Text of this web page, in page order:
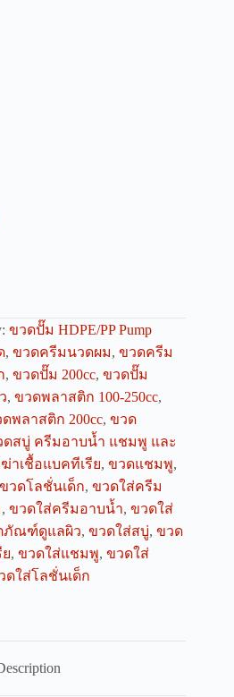
ขวดปั๊ม HDPE/PP Pump
, ขวดครีมนวดผม, ขวดครีม
, ขวดปั๊ม 200cc, ขวดปั๊ม
, ขวดพลาสติก 100-250cc,
พลาสติก 200cc, ขวด
ดสบู่ ครีมอาบน้ำ แชมพู และ
าเชื้อแบคทีเรีย, ขวดแชมพู,
ขวดโลชั่นเด็ก, ขวดใส่ครีม
, ขวดใส่ครีมอาบน้ำ, ขวดใส่
ภัณฑ์ดูแลผิว, ขวดใส่สบู่, ขวด
, ขวดใส่แชมพู, ขวดใส่
ดใส่โลชั่นเด็ก